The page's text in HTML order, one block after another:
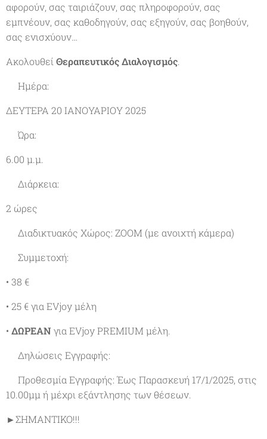
αφορούν, σας ταιριάζουν, σας πληροφορούν, σας
εμπνέουν, σας καθοδηγούν, σας εξηγούν, σας βοηθούν,
σας ενισχύουν…
ΑκολουθείΘεραπευτικός Διαλογισμός.
✔Ημέρα:
ΔΕΥΤΕΡΑ 20 ΙΑΝΟΥΑΡΙΟΥ 2025
✔Ώρα:
6.00 μ.μ.
✔Διάρκεια:
2 ώρες
✔Διαδικτυακός Χώρος: ΖΟΟΜ (με ανοιχτή κάμερα)
✔Συμμετοχή:
• 38 €
• 25 € για EVjoy μέλη
• ΔΩΡΕΑΝ για EVjoy PREMIUM μέλη.
✔Δηλώσεις Εγγραφής:
✔Προθεσμία Εγγραφής: Έως Παρασκευή 17/1/2025, στις
10.00μμ ή μέχρι εξάντλησης των θέσεων.
►ΣΗΜΑΝΤΙΚΟ!!!